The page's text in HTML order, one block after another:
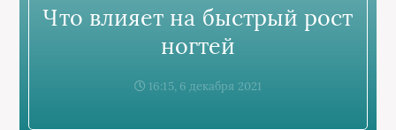
Что влияет на быстрый рост
ногтей
16:15, 6 декабря 2021